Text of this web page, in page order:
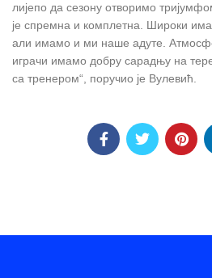
лијепо да сезону отворимо
је спремна и комплетна. Широки
али имамо и ми наше адуте.
играчи имамо добру сарадњу на
са тренером“, поручио је Вулевић.